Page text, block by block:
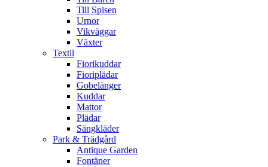
Till Spisen
Urnor
Vikväggar
Växter
Textil
Fiorikuddar
Fioriplädar
Gobelänger
Kuddar
Mattor
Plädar
Sängkläder
Park & Trädgård
Antique Garden
Fontäner